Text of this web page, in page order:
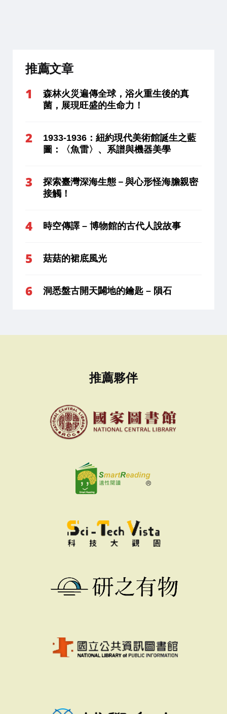
推薦文章
森林火災遍傳全球，浴火重生後的真
菌，展現旺盛的生命力！
1933-1936：紐約現代美術館誕生之藍
圖：〈魚雷〉、系譜與機器美學
探索臺灣深海生態－與心形怪海膽親密
接觸！
時空傳譯 – 博物館的古代人說故事
菇菇的裙底風光
洞悉盤古開天闢地的鑰匙 – 隕石
推薦夥伴